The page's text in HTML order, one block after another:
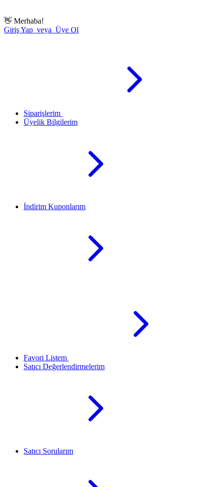
👋 Merhaba!
Giriş Yap veya Üye Ol
Siparişlerim
Üyelik Bilgilerim
İndirim Kuponlarım
Favori Listem
Satıcı Değerlendirmelerim
Satıcı Sorularım